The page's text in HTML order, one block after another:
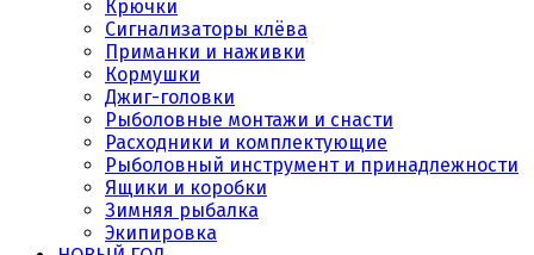
Крючки
Сигнализаторы клёва
Приманки и наживки
Кормушки
Джиг-головки
Рыболовные монтажи и снасти
Расходники и комплектующие
Рыболовный инструмент и принадлежности
Ящики и коробки
Зимняя рыбалка
Экипировка